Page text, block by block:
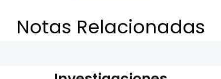
Notas Relacionadas